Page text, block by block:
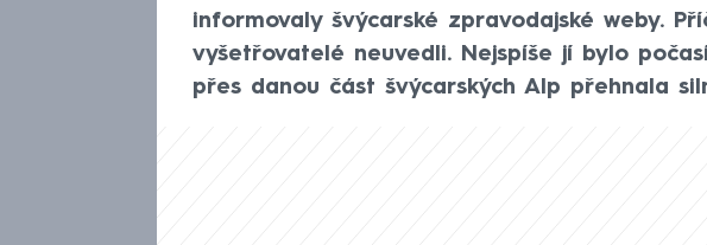
informovaly švýcarské zpravodajské weby.
vyšetřovatelé neuvedli. Nejspíše jí bylo
přes danou část švýcarských Alp přehnala